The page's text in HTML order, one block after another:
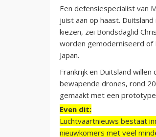
Een defensiespecialist van
juist aan op haast.
kiezen, zei Bondsdaglid
worden gemoderniseerd of
Japan.
Frankrijk en Duitsland
bewapende drones, rond
gemaakt met een
Even dit:
Luchtvaartnieuws bestaat
nieuwkomers met veel